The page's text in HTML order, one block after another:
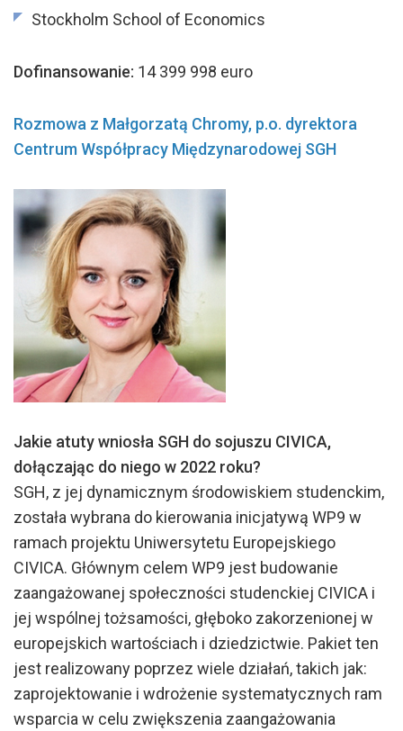
Stockholm School of Economics
Dofinansowanie: 14 399 998 euro
Rozmowa z Małgorzatą Chromy, p.o. dyrektora
Centrum Współpracy Międzynarodowej SGH
Jakie atuty wniosła SGH do sojuszu CIVICA,
dołączając do niego w 2022 roku?
SGH, z jej dynamicznym środowiskiem studenckim,
została wybrana do kierowania inicjatywą WP9 w
ramach projektu Uniwersytetu Europejskiego
CIVICA. Głównym celem WP9 jest budowanie
zaangażowanej społeczności studenckiej CIVICA i
jej wspólnej tożsamości, głęboko zakorzenionej w
europejskich wartościach i dziedzictwie. Pakiet ten
jest realizowany poprzez wiele działań, takich jak:
zaprojektowanie i wdrożenie systematycznych ram
wsparcia w celu zwiększenia zaangażowania